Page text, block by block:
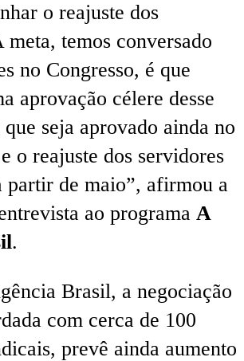
o reajuste dos
meta, temos conversado
no Congresso, é que
aprovação célere desse
seja aprovado ainda no
o reajuste dos servidores
partir de maio”, afirmou a
ao programa A
.
Brasil, a negociação
com cerca de 100
prevê ainda aumento